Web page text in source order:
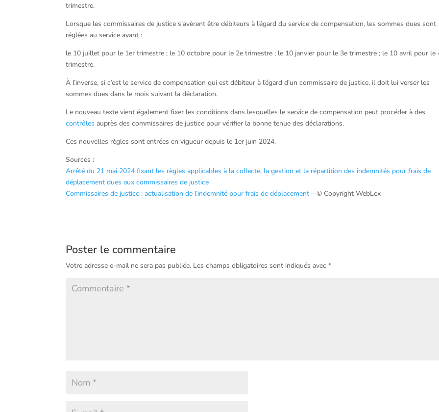
trimestre.
Lorsque les commissaires de justice s’avèrent être débiteurs à l’égard du service de compensation, les sommes dues sont
réglées au service avant :
le 10 juillet pour le 1er trimestre ; le 10 octobre pour le 2e trimestre ; le 10 janvier pour le 3e trimestre ; le 10 avril pour le
trimestre.
À l’inverse, si c’est le service de compensation qui est débiteur à l’égard d’un commissaire de justice, il doit lui verser les
sommes dues dans le mois suivant la déclaration.
Le nouveau texte vient également fixer les conditions dans lesquelles le service de compensation peut procéder à des
contrôles auprès des commissaires de justice pour vérifier la bonne tenue des déclarations.
Ces nouvelles règles sont entrées en vigueur depuis le 1er juin 2024.
Sources :
Arrêté du 21 mai 2024 fixant les règles applicables à la collecte, la gestion et la répartition des indemnités pour frais de
déplacement dues aux commissaires de justice
Commissaires de justice : actualisation de l’indemnité pour frais de déplacement – © Copyright WebLex
Poster le commentaire
Votre adresse e-mail ne sera pas publiée. Les champs obligatoires sont indiqués avec*